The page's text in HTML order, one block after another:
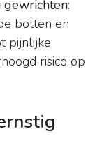
gewrichten:
botten en
pijnlijke
risico op